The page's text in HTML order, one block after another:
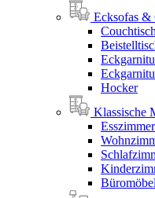
Ecksofas &
Hocker
Klassische